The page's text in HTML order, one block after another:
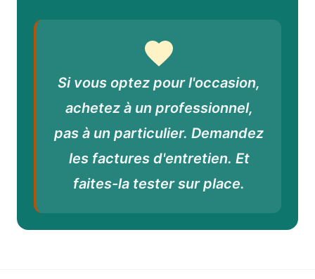
Si vous optez pour l'occasion,
achetez à un professionnel,
pas à un particulier. Demandez
les factures d'entretien. Et
faites-la tester sur place.